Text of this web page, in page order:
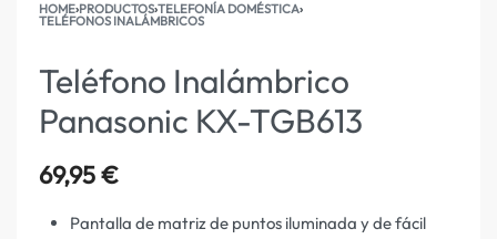
HOME›PRODUCTOS›TELEFONÍA DOMÉSTICA›
TELÉFONOS INALÁMBRICOS
Teléfono Inalámbrico
Panasonic KX-TGB613
69,95€
Pantalla de matriz de puntos iluminada y de fácil